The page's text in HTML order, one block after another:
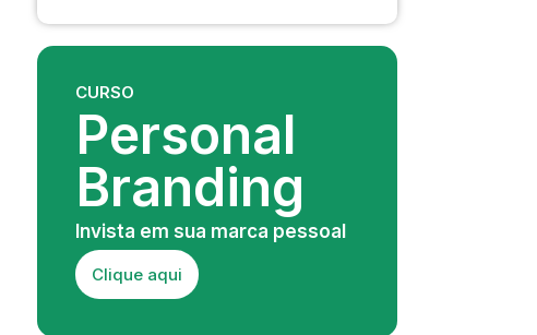
CURSO
Personal
Branding
Invista em sua marca pessoal
Clique aqui